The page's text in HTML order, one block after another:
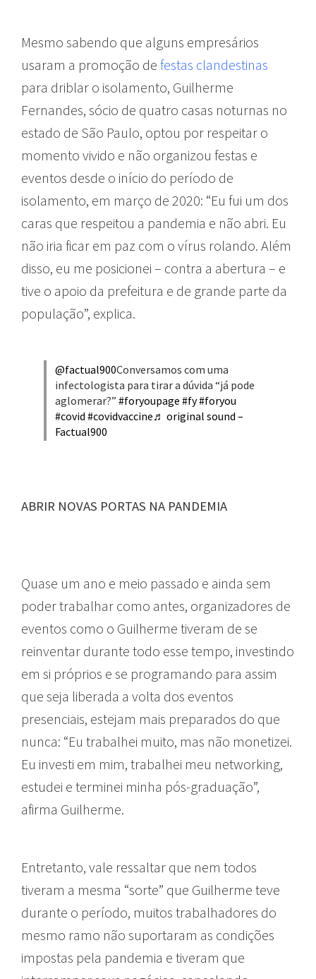
Mesmo sabendo que alguns empresários
usaram a promoção de festas clandestinas
para driblar o isolamento, Guilherme
Fernandes, sócio de quatro casas noturnas no
estado de São Paulo, optou por respeitar o
momento vivido e não organizou festas e
eventos desde o início do período de
isolamento, em março de 2020: “Eu fui um dos
caras que respeitou a pandemia e não abri. Eu
não iria ficar em paz com o vírus rolando. Além
disso, eu me posicionei – contra a abertura – e
tive o apoio da prefeitura e de grande parte da
população”, explica.
@factual900Conversamos com uma
infectologista para tirar a dúvida “já pode
aglomerar?” #foryoupage #fy#foryou
#covid #covidvaccine♬ original sound –
Factual900
ABRIR NOVAS PORTAS NA PANDEMIA
Quase um ano e meio passado e ainda sem
poder trabalhar como antes, organizadores de
eventos como o Guilherme tiveram de se
reinventar durante todo esse tempo, investindo
em si próprios e se programando para assim
que seja liberada a volta dos eventos
presenciais, estejam mais preparados do que
nunca: “Eu trabalhei muito, mas não monetizei.
Eu investi em mim, trabalhei meu networking,
estudei e terminei minha pós-graduação”,
afirma Guilherme.
Entretanto, vale ressaltar que nem todos
tiveram a mesma “sorte” que Guilherme teve
durante o período, muitos trabalhadores do
mesmo ramo não suportaram as condições
impostas pela pandemia e tiveram que